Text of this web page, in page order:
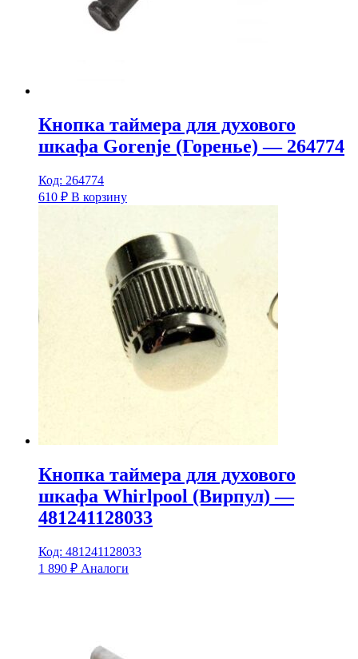
Кнопка таймера для духового
шкафа Gorenje (Горенье) — 264774
Код: 264774
610 ₽ В корзину
Кнопка таймера для духового
шкафа Whirlpool (Вирпул) —
481241128033
Код: 481241128033
1 890 ₽ Аналоги